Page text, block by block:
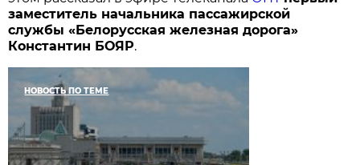
заместитель начальника пассажирской
службы «Белорусская железная дорога»
Константин БОЯР.
НОВОСТЬ ПО ТЕМЕ